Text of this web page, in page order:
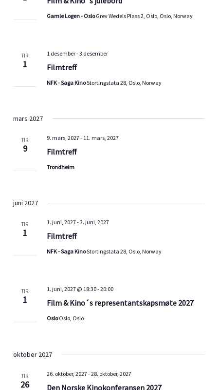
Gamle Logen - OsloGrev Wedels Plass 2, Oslo, Oslo, Norway
TIR
1 Filmtreff
1 desember-3 desember
NFK - Saga KinoStortingstata 28, Oslo, Norway
mars 2027
TIR
9 Filmtreff
9. mars, 2027- 11. mars, 2027
Trondheim
juni 2027
TIR
1 Filmtreff
1. juni, 2027-3. juni, 2027
NFK - Saga KinoStortingstata 28, Oslo, Norway
TIR
1 Film & Kino´s representantskapsmøte 2027
1. juni, 2027 @ 18:30-20:00
OsloOslo, Oslo
oktober 2027
TIR
26 Den Norske Kinokonferansen 2027
26. oktober, 2027-28. oktober, 2027